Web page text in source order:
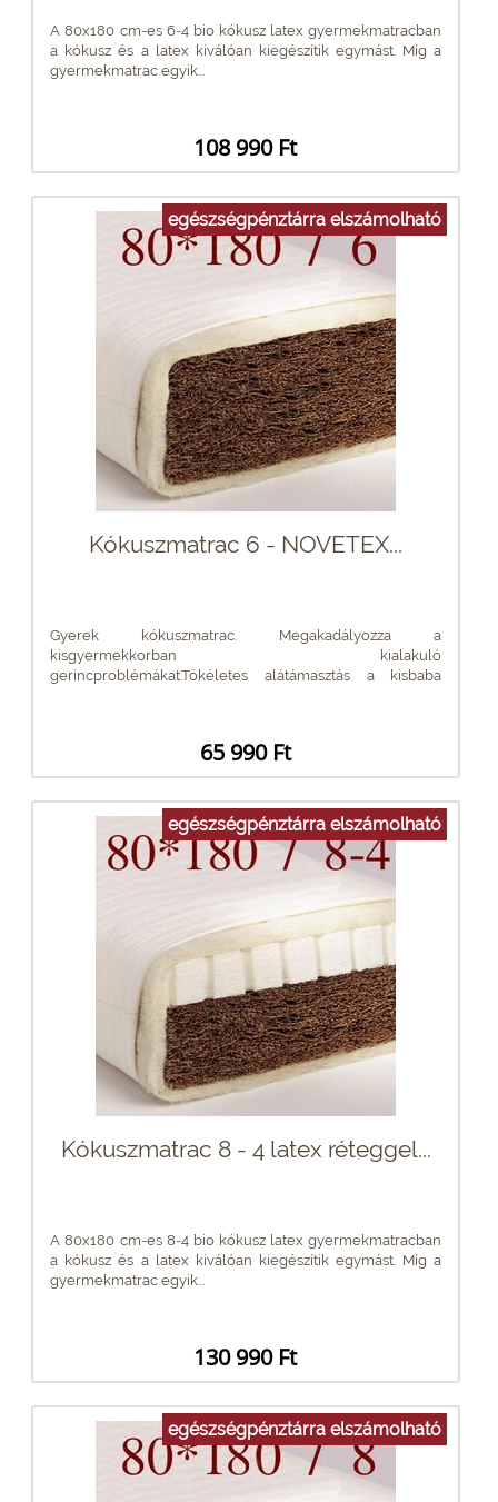
A 80x180 cm-es 6-4 bio kókusz latex gyermekmatracban
a kókusz és a latex kiválóan kiegészítik egymást. Míg a
gyermekmatrac egyik...
108 990 Ft
egészségpénztárra elszámolható
Kókuszmatrac 6 - NOVETEX...
Gyerek kókuszmatrac. Megakadályozza a
kisgyermekkorban kialakuló
gerincproblémákat.Tökéletes alátámasztás a kisbaba
65 990 Ft
egészségpénztárra elszámolható
Kókuszmatrac 8 - 4 latex réteggel...
A 80x180 cm-es 8-4 bio kókusz latex gyermekmatracban
a kókusz és a latex kiválóan kiegészítik egymást. Míg a
gyermekmatrac egyik...
130 990 Ft
egészségpénztárra elszámolható